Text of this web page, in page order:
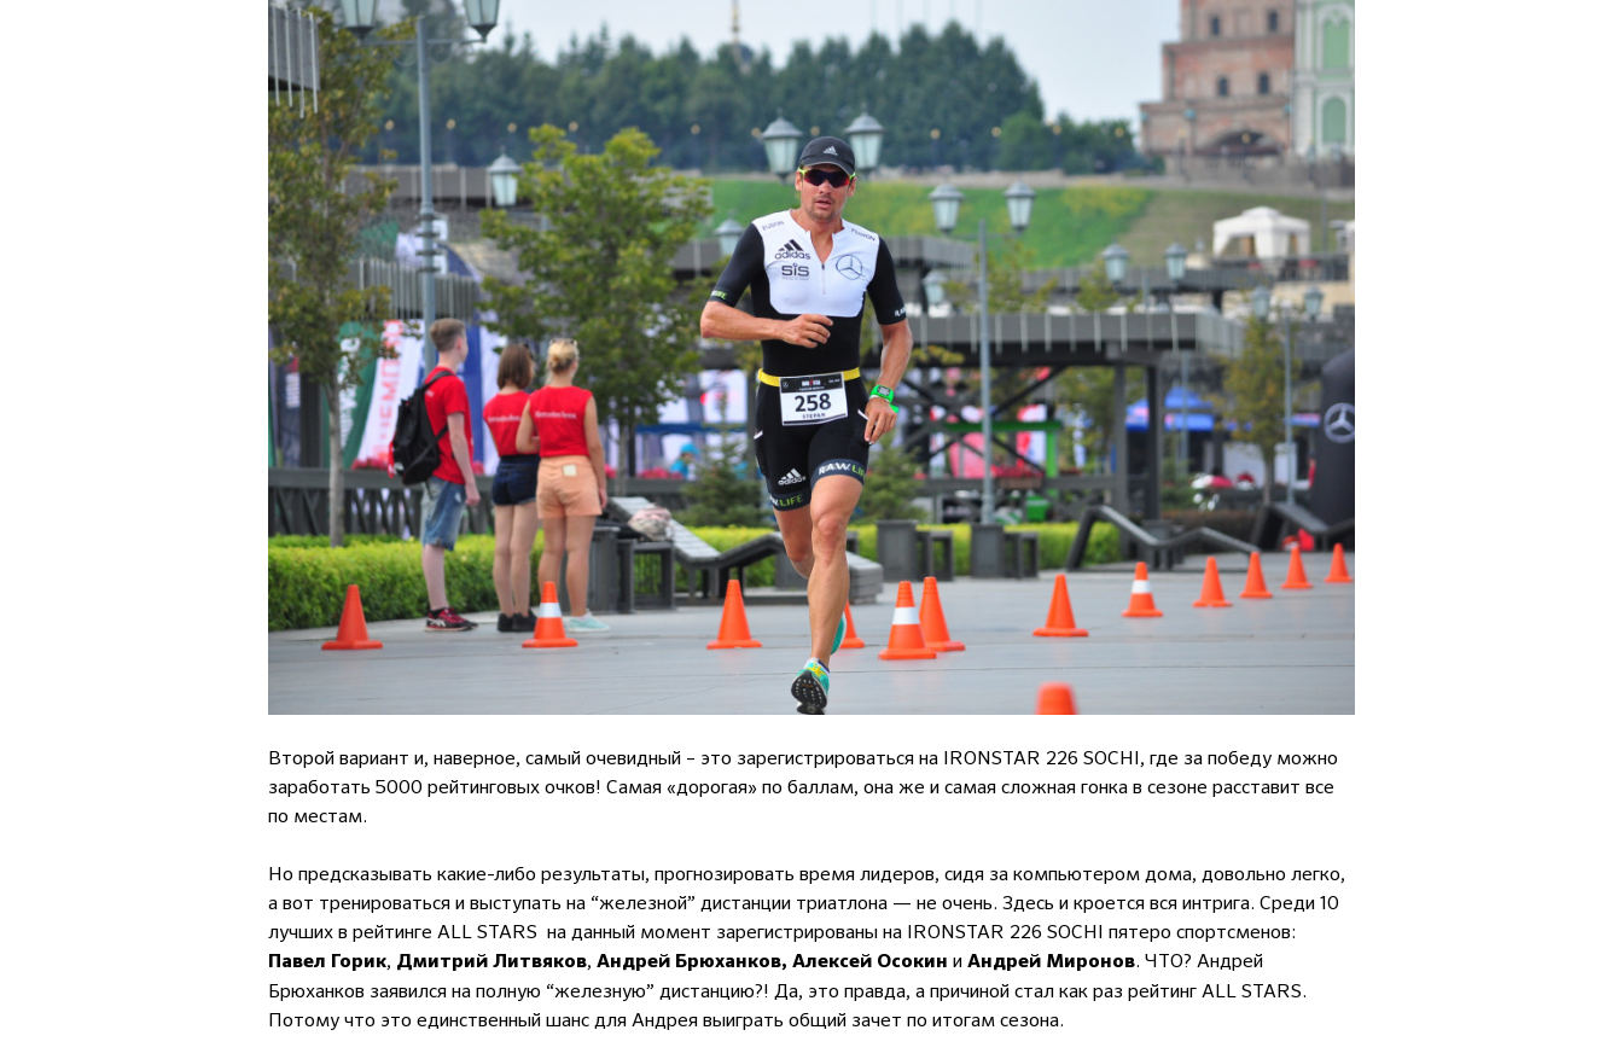
Второй вариант и, наверное, самый очевидный – это зарегистрироваться на IRONSTAR 226 SOCHI, где за победу можно
заработать 5000 рейтинговых очков! Самая «дорогая» по баллам, она же и самая сложная гонка в сезоне расставит все
по местам.
Но предсказывать какие-либо результаты, прогнозировать время лидеров, сидя за компьютером дома, довольно легко,
а вот тренироваться и выступать на “железной” дистанции триатлона — не очень. Здесь и кроется вся интрига. Среди 10
лучших в рейтинге ALL STARS на данный момент зарегистрированы на IRONSTAR 226 SOCHI пятеро спортсменов:
Павел Горик, Дмитрий Литвяков, Андрей Брюханков, Алексей Осокин и Андрей Миронов. ЧТО? Андрей
Брюханков заявился на полную “железную” дистанцию?! Да, это правда, а причиной стал как раз рейтинг ALL STARS.
Потому что это единственный шанс для Андрея выиграть общий зачет по итогам сезона.